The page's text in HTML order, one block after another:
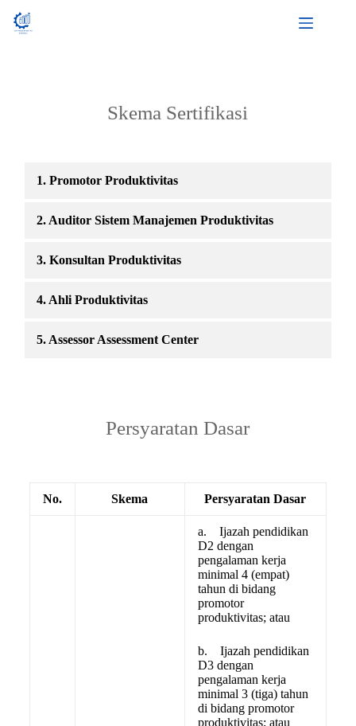
Skema Sertifikasi
1. Promotor Produktivitas
2. Auditor Sistem Manajemen Produktivitas
3. Konsultan Produktivitas
4. Ahli Produktivitas
5. Assessor Assessment Center
Persyaratan Dasar
No. Skema Persyaratan Dasar
a. Ijazah pendidikan
D2 dengan
pengalaman kerja
minimal 4 (empat)
tahun di bidang
promotor
produktivitas; atau
b. Ijazah pendidikan
D3 dengan
pengalaman kerja
minimal 3 (tiga) tahun
di bidang promotor
produktivitas; atau